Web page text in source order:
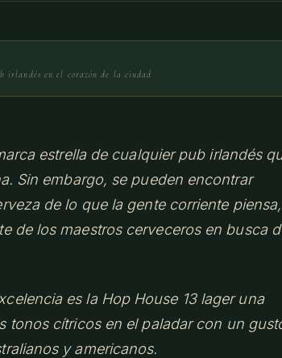
irlandés en el corazón de la ciudad
estrella de cualquier pub irlandés
Sin embargo, se pueden encontrar
de lo que la gente corriente
de los maestros cerveceros en busca
es la Hop House 13 lager una
tonos cítricos en el paladar con un
y americanos.